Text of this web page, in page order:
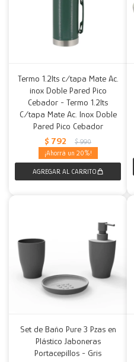
Termo 1.2lts c/tapa Mate Ac.
inox Doble Pared Pico
Cebador - Termo 1.2lts
C/tapa Mate Ac. Inox Doble
Pared Pico Cebador
$ 792 $ 990
20
Set de Baño Pure 3 Pzas en
Plástico Jaboneras
Portacepillos - Gris